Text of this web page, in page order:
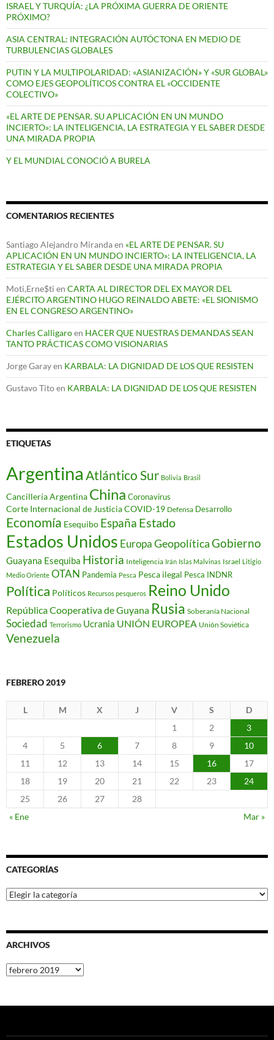
ISRAEL Y TURQUÍA: ¿LA PRÓXIMA GUERRA DE ORIENTE
PRÓXIMO?
ASIA CENTRAL: INTEGRACIÓN AUTÓCTONA EN MEDIO DE
TURBULENCIAS GLOBALES
PUTIN Y LA MULTIPOLARIDAD: «ASIANIZACIÓN» Y «SUR GLOBAL»
COMO EJES GEOPOLÍTICOS CONTRA EL «OCCIDENTE
COLECTIVO»
«EL ARTE DE PENSAR. SU APLICACIÓN EN UN MUNDO
INCIERTO»: LA INTELIGENCIA, LA ESTRATEGIA Y EL SABER DESDE
UNA MIRADA PROPIA
Y EL MUNDIAL CONOCIÓ A BURELA
COMENTARIOS RECIENTES
Santiago Alejandro Mirandaen «EL ARTE DE PENSAR. SU
APLICACIÓN EN UN MUNDO INCIERTO»: LA INTELIGENCIA, LA
ESTRATEGIA Y EL SABER DESDE UNA MIRADA PROPIA
Moti,Erne$ti en CARTA AL DIRECTOR DEL EX MAYOR DEL
EJÉRCITO ARGENTINO HUGO REINALDO ABETE: «EL SIONISMO
EN EL CONGRESO ARGENTINO»
Charles Calligaroen HACER QUE NUESTRAS DEMANDAS SEAN
TANTO PRÁCTICAS COMO VISIONARIAS
Jorge Garayen KARBALA: LA DIGNIDAD DE LOS QUE RESISTEN
Gustavo Titoen KARBALA: LA DIGNIDAD DE LOS QUE RESISTEN
ETIQUETAS
Argentina Atlántico Sur Bolivia Brasil
Cancillería Argentina China Coronavirus
Corte Internacional de JusticiaCOVID-19 Defensa Desarrollo
Economía Esequibo España Estado
Estados Unidos EuropaGeopolíticaGobierno
Guayana Esequiba Historia Inteligencia Irán Islas Malvinas Israel Litigio
Medio Oriente OTAN Pandemia Pesca Pesca ilegal Pesca INDNR
Política Políticos Recursos pesqueros Reino Unido
República Cooperativa de Guyana Rusia Soberanía Nacional
Sociedad Terrorismo Ucrania UNIÓN EUROPEA Unión Soviética
Venezuela
FEBRERO 2019
L M X J V S
D
1
2
3
4
5 6 7 8 9
10
11
12 13 14 15 16
17
18
19 20 21 22 23
24
25
26 27
28
« Ene
Mar »
CATEGORÍAS
Categorías
ARCHIVOS
Archivos